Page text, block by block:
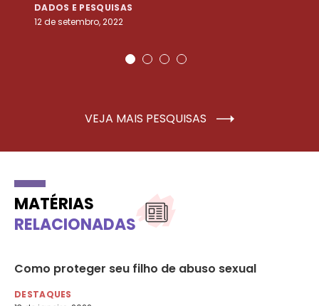
DADOS E PESQUISAS
12 de setembro, 2022
VEJA MAIS PESQUISAS
MATÉRIAS
RELACIONADAS
Como proteger seu filho de abuso sexual
DESTAQUES